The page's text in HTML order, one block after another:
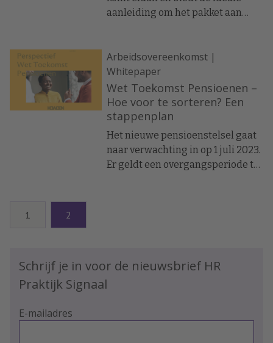
aanleiding om het pakket aan
Herverdelen van budget tussen
de verschillende
arbeidsvoorwaarden is essentieel
om te bepalen welke
pensioenregeling het beste past
bij het bedrijf.
Arbeidsovereenkomst |
Whitepaper
Wet Toekomst Pensioenen –
Hoe voor te sorteren? Een
stappenplan
Het nieuwe pensioenstelsel gaat
naar verwachting in op 1 juli 2023.
Er geldt een overgangsperiode tot
pensioenfonds. Het is belangrijk
1 2
Schrijf je in voor de nieuwsbrief HR
Praktijk Signaal
E-mailadres